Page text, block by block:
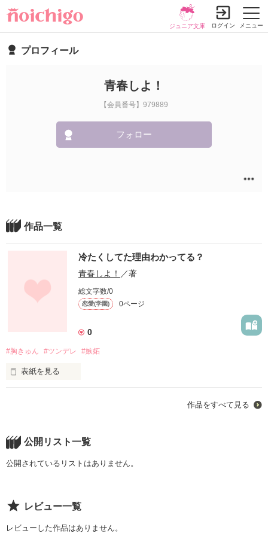
メニュー
ジュニア文庫 ログイン
プロフィール
青春しよ！
【会員番号】979889
フォロー
作品一覧
冷たくしてた理由わかってる？
青春しよ！ ／著
総文字数/0
恋愛(学園) 0ページ
0
#胸きゅん #ツンデレ #嫉妬
表紙を見る
これからどうなっちゃうの？
作品をすべて見る
公開リスト一覧
公開されているリストはありません。
レビュー一覧
レビューした作品はありません。